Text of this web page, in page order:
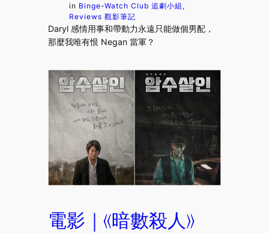
in Binge-Watch Club 追劇小組
Reviews 觀影筆記
Daryl 感情用事和帶動力永遠只能做個男配，
那麼我唯有恨 Negan 當軍？
電影｜《暗數殺人》